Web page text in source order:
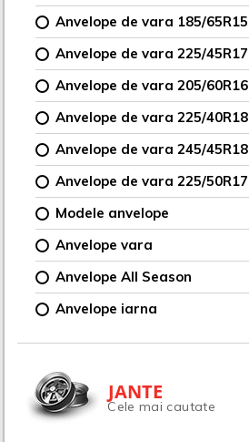
Anvelope de vara 185/65R15
Anvelope de vara 225/45R17
Anvelope de vara 205/60R16
Anvelope de vara 225/40R18
Anvelope de vara 245/45R18
Anvelope de vara 225/50R17
Modele anvelope
Anvelope vara
Anvelope All Season
Anvelope iarna
JANTE
Cele mai cautate